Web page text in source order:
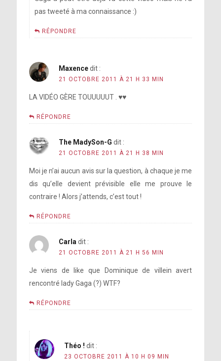
pas tweeté à ma connaissance :)
RÉPONDRE
Maxence dit :
21 OCTOBRE 2011 À 21 H 33 MIN
LA VIDÉO GÈRE TOUUUUUT . ♥♥
RÉPONDRE
The MadySon-G dit :
21 OCTOBRE 2011 À 21 H 38 MIN
Moi je n’ai aucun avis sur la question, à chaque je me
dis qu’elle devient prévisible elle me prouve le
contraire ! Alors j’attends, c’est tout !
RÉPONDRE
Carla dit :
21 OCTOBRE 2011 À 21 H 56 MIN
Je viens de like que Dominique de villein avert
rencontré lady Gaga (?) WTF?
RÉPONDRE
Théo ! dit :
23 OCTOBRE 2011 À 10 H 09 MIN